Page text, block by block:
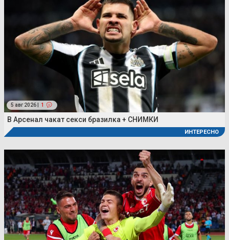
5 авг 2026 | 1
В Арсенал чакат секси бразилка + СНИМКИ
ИНТЕРЕСНО